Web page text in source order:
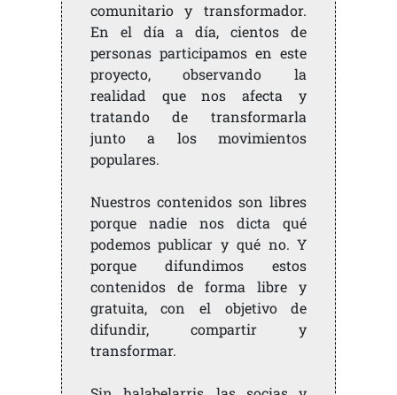
comunitario y transformador.
En el día a día, cientos de
personas participamos en este
proyecto, observando la
realidad que nos afecta y
tratando de transformarla
junto a los movimientos
populares.
Nuestros contenidos son libres
porque nadie nos dicta qué
podemos publicar y qué no. Y
porque difundimos estos
contenidos de forma libre y
gratuita, con el objetivo de
difundir, compartir y
transformar.